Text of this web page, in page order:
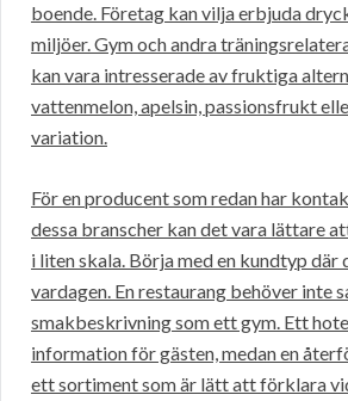
boende. Företag kan vilja erbjuda
miljöer. Gym och andra
kan vara intresserade av fruktiga
vattenmelon, apelsin, passionsfrukt
variation.
För en producent som redan har
dessa branscher kan det vara lättare
i liten skala. Börja med en kundtyp där
vardagen. En restaurang behöver inte
smakbeskrivning som ett gym. Ett
information för gästen, medan en
ett sortiment som är lätt att förklara